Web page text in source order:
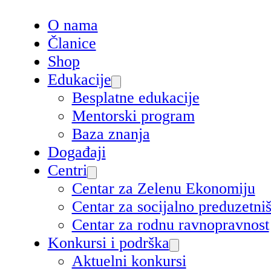
O nama
Članice
Shop
Edukacije
Besplatne edukacije
Mentorski program
Baza znanja
Događaji
Centri
Centar za Zelenu Ekonomiju
Centar za socijalno
Centar za rodnu ravnopravnost
Konkursi i podrška
Aktuelni konkursi